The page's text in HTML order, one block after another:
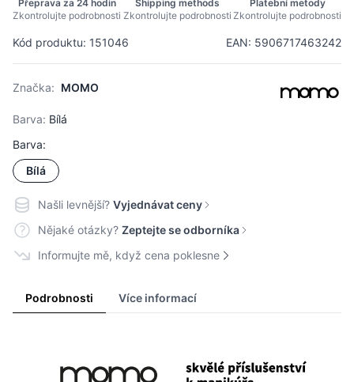
Kód produktu: 151046 EAN: 5906717463242
Značka: MOMO
Barva: Bílá
Barva:
Bílá
Přeprava za 24 hodin
Zkontrolujte podrobnosti
Shipping methods
Zkontrolujte podrobnosti
Platební metody
Zkontrolujte podrobnosti
Našli levnější? Vyjednávat ceny
Nějaké otázky? Zeptejte se odborníka
Informujte mě, když cena poklesne
Podrobnosti Více informací